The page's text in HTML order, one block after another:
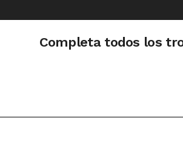
Completa todos los